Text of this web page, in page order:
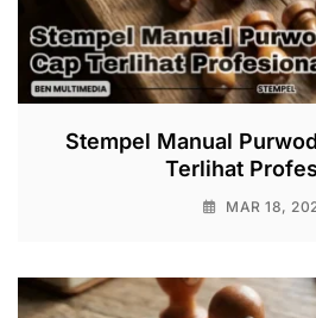
Stempel Manual
Terlihat
MAR 18,